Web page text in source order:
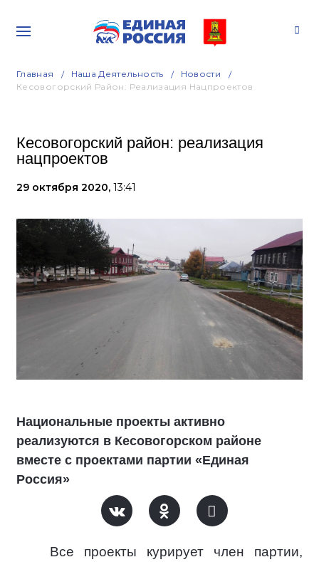
Главная Наша Деятельность
Новости
Кесовогорский Район: Реализация Нацпроектов
Кесовогорский район: реализация
нацпроектов
29 октября 2020, 13:41
Национальные проекты активно
реализуются в Кесовогорском районе
вместе с проектами партии «Единая
Россия»
Все проекты курирует член партии,